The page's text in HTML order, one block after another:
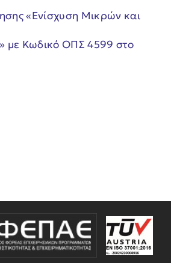
«Ενίσχυση Μικρών και
με Κωδικό ΟΠΣ 4599 στο